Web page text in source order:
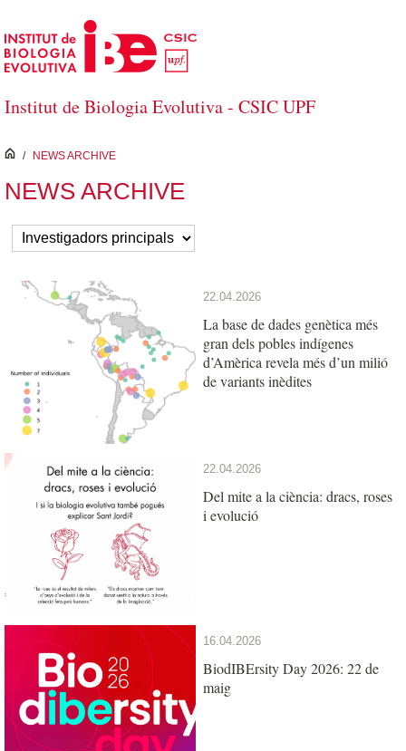
Salta al contingut principal
Institut de Biologia Evolutiva - CSIC UPF
inici
/ NEWS ARCHIVE
NEWS ARCHIVE
22.04.2026
La base de dades genètica més
gran dels pobles indígenes
d’Amèrica revela més d’un milió
de variants inèdites
22.04.2026
Del mite a la ciència: dracs, roses
i evolució
16.04.2026
BiodIBErsity Day 2026: 22 de
maig